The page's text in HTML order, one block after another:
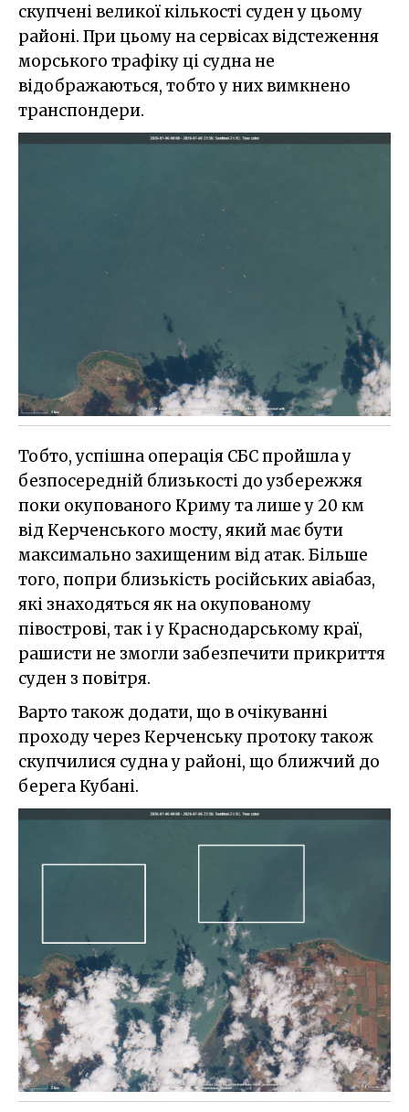
скупчені великої кількості суден у цьому
районі. При цьому на сервісах відстеження
морського трафіку ці судна не
відображаються, тобто у них вимкнено
транспондери.
Тобто, успішна операція СБС пройшла у
безпосередній близькості до узбережжя
поки окупованого Криму та лише у 20 км
від Керченського мосту, який має бути
максимально захищеним від атак. Більше
того, попри близькість російських авіабаз,
які знаходяться як на окупованому
півострові, так і у Краснодарському краї,
рашисти не змогли забезпечити прикриття
суден з повітря.
Варто також додати, що в очікуванні
проходу через Керченську протоку також
скупчилися судна у районі, що ближчий до
берега Кубані.